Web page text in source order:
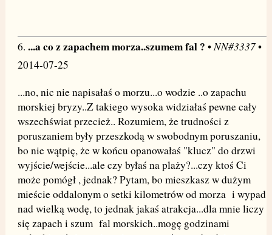
6. ...a co z zapachem morza..szumem fal ? •NN#3337•
2014-07-25
...no, nic nie napisałaś o morzu...o wodzie ..o zapachu
morskiej bryzy..Z takiego wysoka widziałaś pewne cały
wszechświat przecież.. Rozumiem, że trudności z
poruszaniem były przeszkodą w swobodnym poruszaniu,
bo nie wątpię, że w końcu opanowałaś "klucz" do drzwi
wyjście/wejście...ale czy byłaś na plaży?...czy ktoś Ci
może pomógł , jednak? Pytam, bo mieszkasz w dużym
mieście oddalonym o setki kilometrów od morza i wypad
nad wielką wodę, to jednak jakaś atrakcja...dla mnie liczy
się zapach i szum fal morskich..mogę godzinami